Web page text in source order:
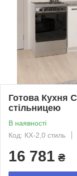
Готова Кухня
стільницею
В наявності
Код: КХ-2,0 стиль
16 781 ₴